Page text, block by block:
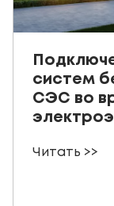
систем
СЭС во
Читать >>